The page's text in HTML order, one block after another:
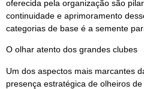
oferecida pela organização são
continuidade e aprimoramento
categorias de base é a semente
O olhar atento dos grandes clubes
Um dos aspectos mais marcantes
presença estratégica de olheiros